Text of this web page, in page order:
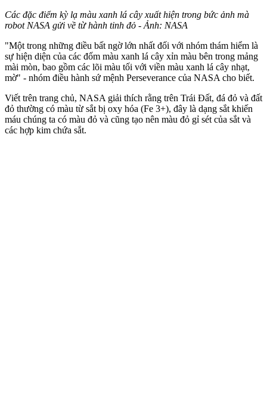
Các đặc điểm kỳ lạ màu xanh lá cây xuất hiện trong bức ảnh mà
robot NASA gửi về từ hành tinh đỏ - Ảnh: NASA
"Một trong những điều bất ngờ lớn nhất đối với nhóm thám hiểm là
sự hiện diện của các đốm màu xanh lá cây xỉn màu bên trong mảng
mài mòn, bao gồm các lõi màu tối với viền màu xanh lá cây nhạt,
mờ" - nhóm điều hành sứ mệnh Perseverance của NASA cho biết.
Viết trên trang chủ, NASA giải thích rằng trên Trái Đất, đá đỏ và đất
đỏ thường có màu từ sắt bị oxy hóa (Fe 3+), đây là dạng sắt khiến
máu chúng ta có màu đỏ và cũng tạo nên màu đỏ gỉ sét của sắt và
các hợp kim chứa sắt.